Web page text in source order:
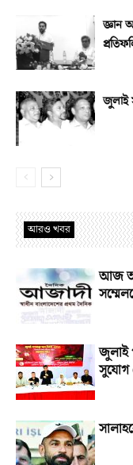
জ্ঞান
জুলাই
আরও খবর
আজ
জুলাই
সুযোগ